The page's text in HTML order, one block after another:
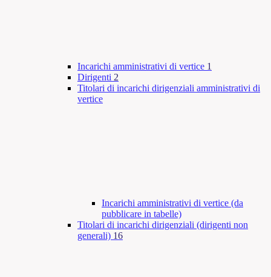
Incarichi amministrativi di vertice 1
Dirigenti 2
Titolari di incarichi dirigenziali amministrativi di
vertice
Incarichi amministrativi di vertice (da
pubblicare in tabelle)
Titolari di incarichi dirigenziali (dirigenti non
generali) 16